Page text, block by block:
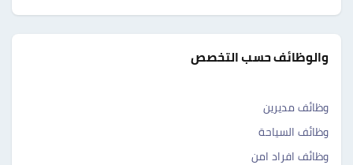
والوظائف حسب التخصص
وظائف مديرين
وظائف السياحة
وظائف افراد امن